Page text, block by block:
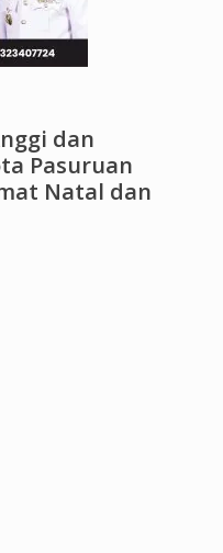
dan
Pasuruan
Natal dan